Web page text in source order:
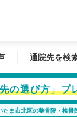
通院先を検
の選び方」プ
たま市北区の整骨院・接骨